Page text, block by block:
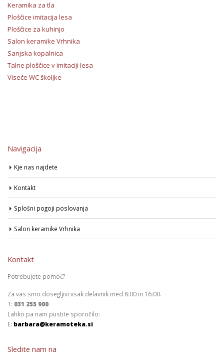
Keramika za tla
Ploščice imitacija lesa
Ploščice za kuhinjo
Salon keramike Vrhnika
Sanjska kopalnica
Talne ploščice v imitaciji lesa
Viseče WC školjke
Navigacija
Kje nas najdete
Kontakt
Splošni pogoji poslovanja
Salon keramike Vrhnika
Kontakt
Potrebujete pomoč?
Za vas smo dosegljivi vsak delavnik med 8:00 in 16:00.
T: 031 255 900
Lahko pa nam pustite sporočilo:
E: barbara@keramoteka.si
Sledite nam na